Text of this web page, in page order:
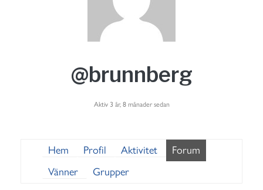
@brunnberg
Aktiv 3 år, 8 månader sedan
Hem Profil Aktivitet
Forum
Vänner
Grupper